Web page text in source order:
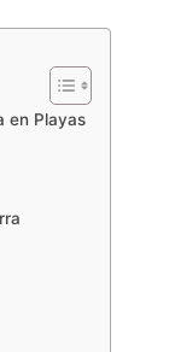
en Playas